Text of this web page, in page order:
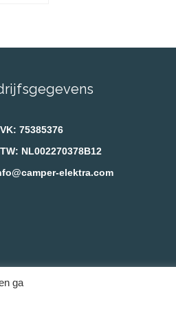
75385376
NL002270378B12
elektra.com
ga